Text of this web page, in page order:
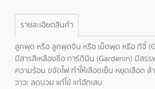
รายละเอียดสินค้า
ลูกพุด หรือ ลูกพุดจีน หรือ เม็ดพุด หรือ กีจี้
มีสารสีเหลืองชื่อ การ์ดินิน (Gardenin) มีสร
ความร้อน ขจัดไฟ ทำให้เลือดเย็น หยุดเลือด
วาวะ ลดบวม แก้ไข้ แก้อักเสบ